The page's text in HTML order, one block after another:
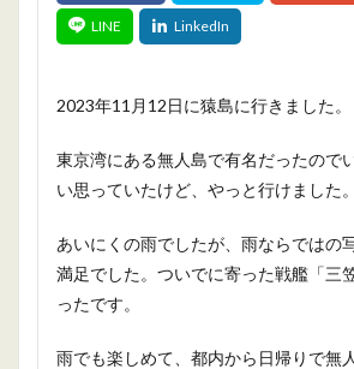
2023年11月12日に猿島に行きました。
東京湾にある無人島で有名だったので
い思っていたけど、やっと行けました。
あいにくの雨でしたが、雨ならではの
満足でした。ついでに寄った戦艦「三
ったです。
雨でも楽しめて、都内から日帰りで無